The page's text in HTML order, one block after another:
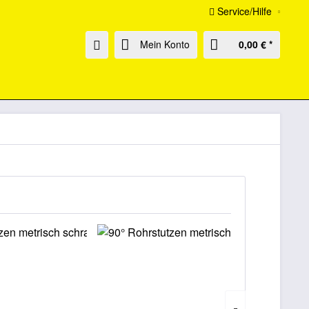
Service/Hilfe
Mein Konto 0,00 € *